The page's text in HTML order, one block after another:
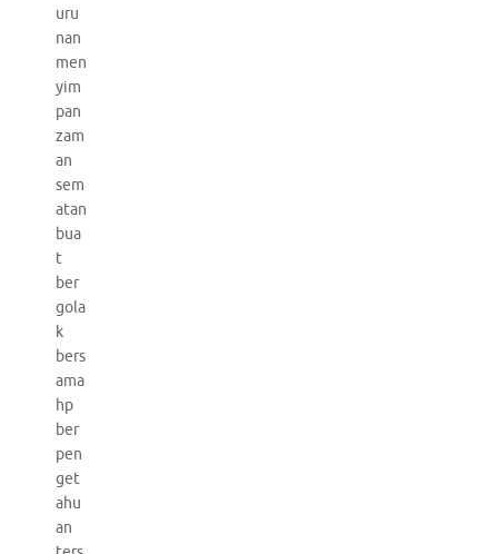
uru
nan
men
yim
pan
zam
an
sem
atan
bua
t
ber
gola
k
bers
ama
hp
ber
pen
get
ahu
an